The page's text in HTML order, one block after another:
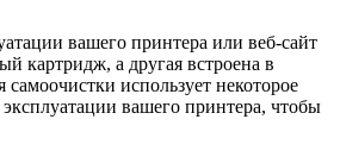
вашего принтера или веб-сайт
картридж, а другая встроена в
использует некоторое
вашего принтера, чтобы